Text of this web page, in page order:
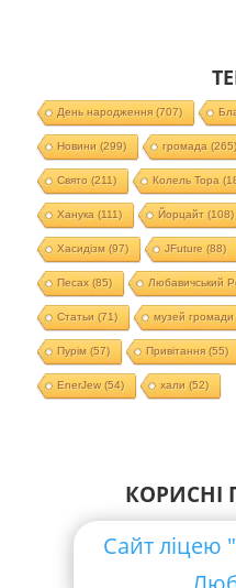
День народження(707)
Новини (299) громада
Свято (211) Колель Тора
Ханука (111) Йорцайт (108)
Хасидізм (97) JFuture (88)
Песах(85) Любавичський
Статьи (71) музей громади
Пурім (57) Привітання(55)
EnerJew(54) хали (52)
КОРИСНІ
Сайт ліцею